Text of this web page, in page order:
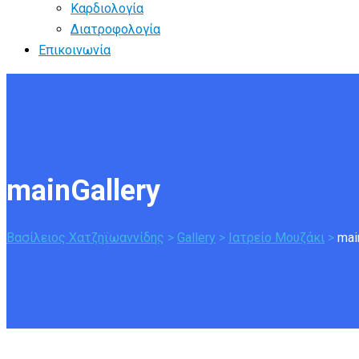
Καρδιολογία
Διατροφολογία
Επικοινωνία
mainGallery
Βασίλειος Χατζηϊωαννίδης > Gallery > Ιατρείο Μουζάκι >